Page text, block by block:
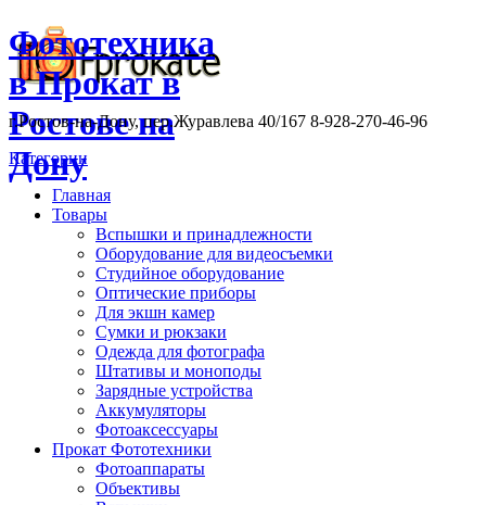
Фототехника
в Прокат в
Ростове на
Дону
г.Ростов-на-Дону, пер.Журавлева 40/167 8-928-270-46-96
Категории
Главная
Товары
Вспышки и принадлежности
Оборудование для видеосъемки
Студийное оборудование
Оптические приборы
Для экшн камер
Сумки и рюкзаки
Одежда для фотографа
Штативы и моноподы
Зарядные устройства
Аккумуляторы
Фотоаксессуары
Прокат Фототехники
Фотоаппараты
Объективы